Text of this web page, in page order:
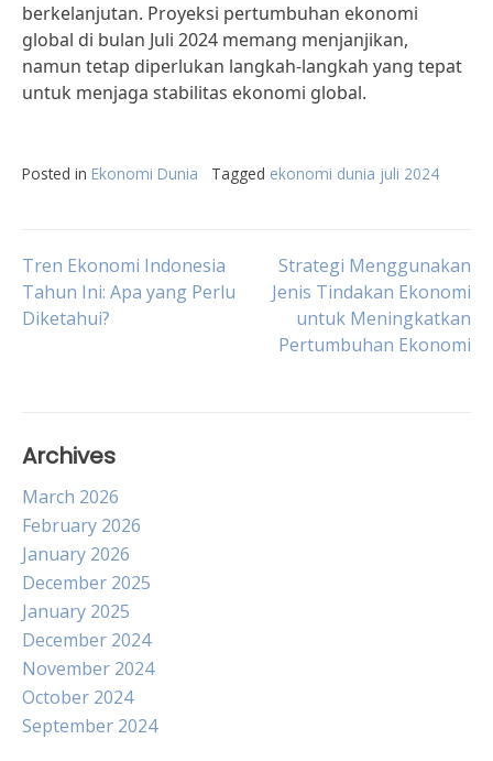
berkelanjutan. Proyeksi pertumbuhan ekonomi
global di bulan Juli 2024 memang menjanjikan,
namun tetap diperlukan langkah-langkah yang tepat
untuk menjaga stabilitas ekonomi global.
Posted in Ekonomi Dunia Tagged ekonomi dunia juli 2024
Post
navigation
Tren Ekonomi Indonesia
Tahun Ini: Apa yang Perlu
Diketahui?
Strategi Menggunakan
Jenis Tindakan Ekonomi
untuk Meningkatkan
Pertumbuhan Ekonomi
Archives
March 2026
February 2026
January 2026
December 2025
January 2025
December 2024
November 2024
October 2024
September 2024